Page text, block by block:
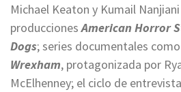
Michael Keaton y Kumail
produccionesAmerican Horror
Dogs; series documentales como
Wrexham, protagonizada por
McElhenney; el ciclo de